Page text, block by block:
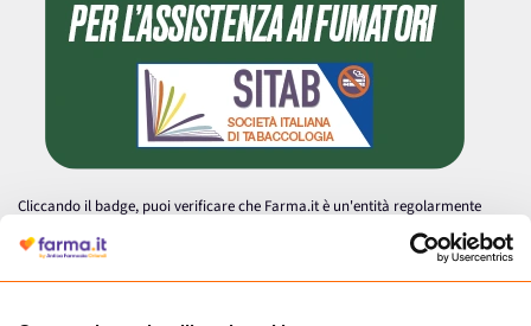
Cliccando il badge, puoi verificare che Farma.it è un'entità regolarmente
autorizzata dal Ministero della Salute a effettuare la vendita online di
medicinali.